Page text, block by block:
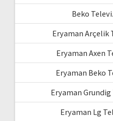
Beko
Eryaman Arçelik
Eryaman Axen
Eryaman Beko
Eryaman
Eryaman Lg